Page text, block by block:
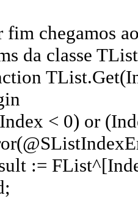
fim chegamos
da classe
< 0) or
:=